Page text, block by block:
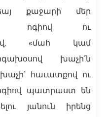
քաջարի մեր
ոգիով ու
«մահ կամ
խաչի՛ն
հաւատքով ու
պատրաստ են
յանուն իրենց